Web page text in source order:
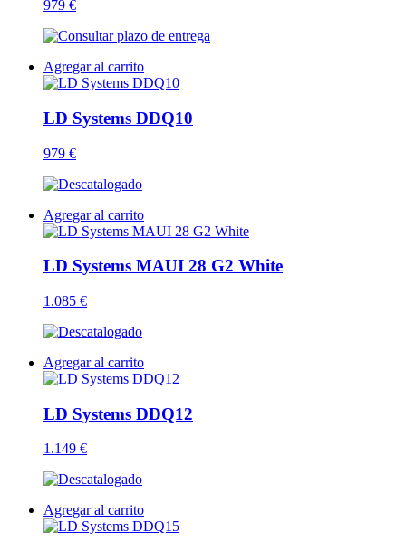
979 €
Agregar al carrito
LD Systems DDQ10
979 €
Agregar al carrito
LD Systems MAUI 28 G2 White
1.085 €
Agregar al carrito
LD Systems DDQ12
1.149 €
Agregar al carrito